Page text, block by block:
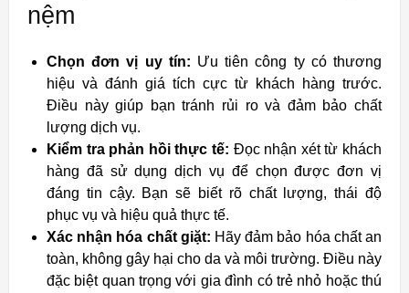
nệm
Chọn đơn vị uy tín: Ưu tiên công ty có thương
hiệu và đánh giá tích cực từ khách hàng trước.
Điều này giúp bạn tránh rủi ro và đảm bảo chất
lượng dịch vụ.
Kiểm tra phản hồi thực tế: Đọc nhận xét từ khách
hàng đã sử dụng dịch vụ để chọn được đơn vị
đáng tin cậy. Bạn sẽ biết rõ chất lượng, thái độ
phục vụ và hiệu quả thực tế.
Xác nhận hóa chất giặt: Hãy đảm bảo hóa chất an
toàn, không gây hại cho da và môi trường. Điều này
đặc biệt quan trọng với gia đình có trẻ nhỏ hoặc thú